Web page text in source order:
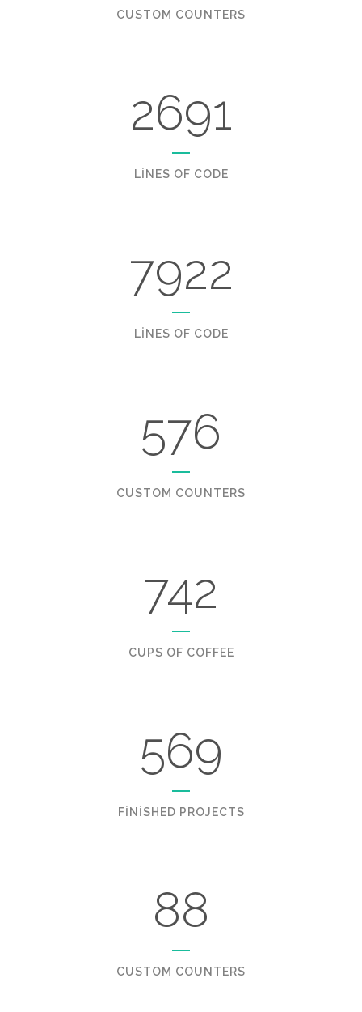
CUSTOM COUNTERS
2691
LINES OF CODE
7922
LINES OF CODE
576
CUSTOM COUNTERS
742
CUPS OF COFFEE
569
FINISHED PROJECTS
88
CUSTOM COUNTERS